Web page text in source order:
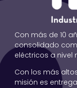
Con más de 10
consolidado
eléctricos a nivel
Con los más
misión es